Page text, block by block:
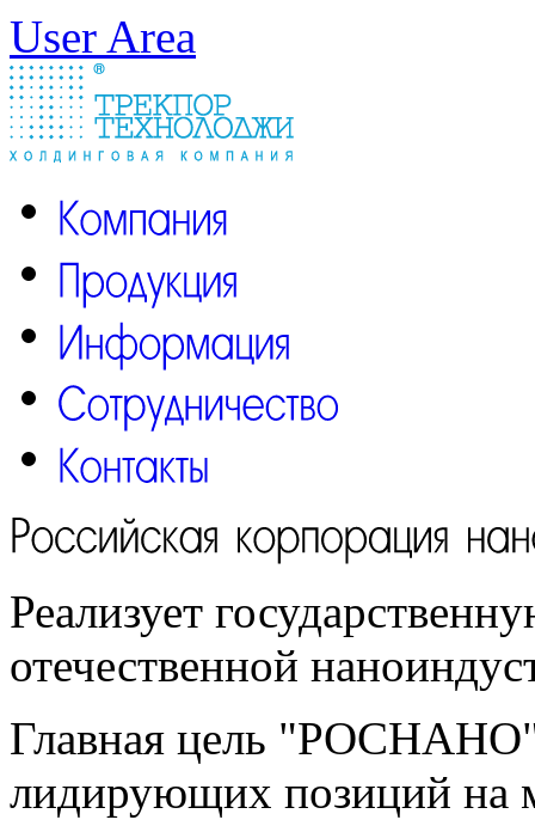
User Area
Реализует
отечественной
Главная цель
лидирующих позиций на